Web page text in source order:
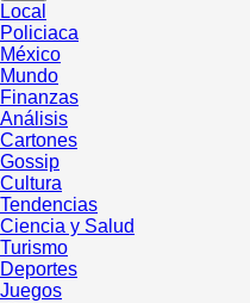
Local
Policiaca
México
Mundo
Finanzas
Análisis
Cartones
Gossip
Cultura
Tendencias
Ciencia y Salud
Turismo
Deportes
Juegos